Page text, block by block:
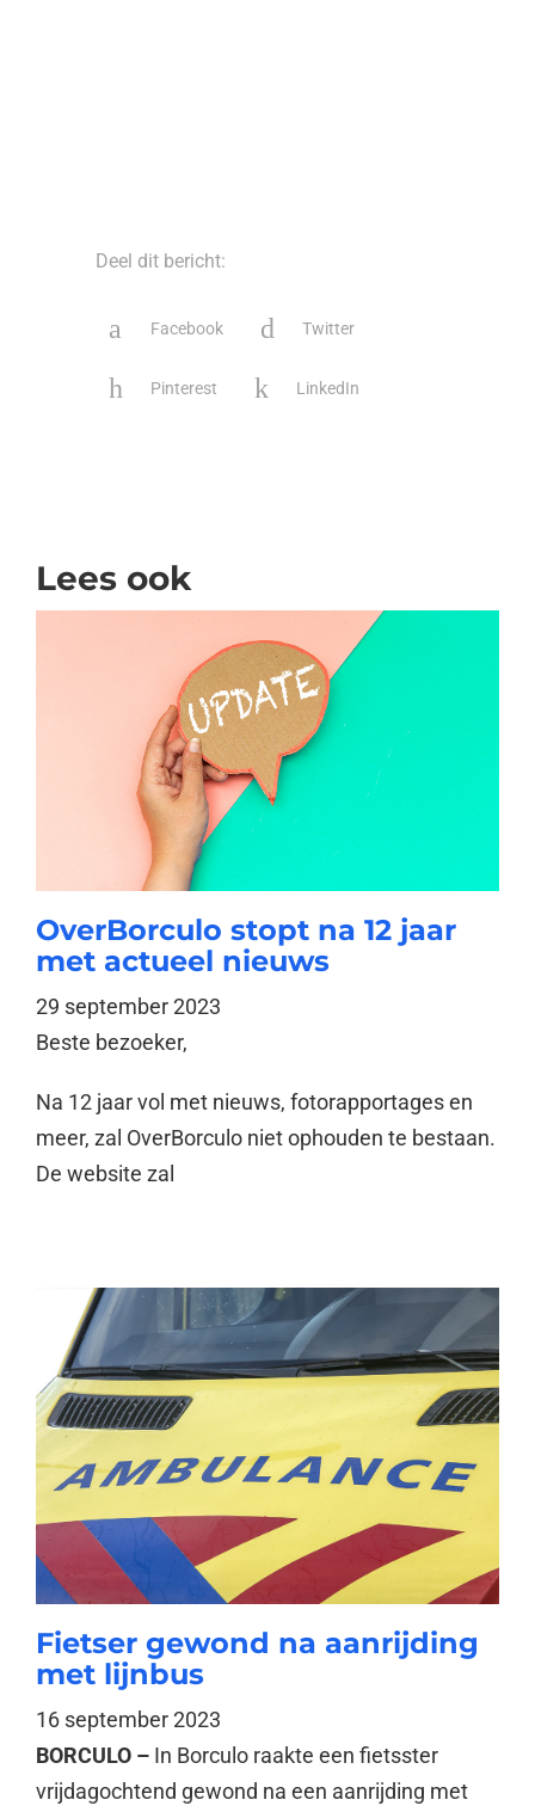
Deel dit bericht:
Facebook Twitter
Pinterest LinkedIn
Lees ook
OverBorculo stopt na 12 jaar
met actueel nieuws
29 september 2023
Beste bezoeker,
Na 12 jaar vol met nieuws, fotorapportages en
meer, zal OverBorculo niet ophouden te bestaan.
De website zal
Fietser gewond na aanrijding
met lijnbus
16 september 2023
BORCULO – In Borculo raakte een fietsster
vrijdagochtend gewond na een aanrijding met